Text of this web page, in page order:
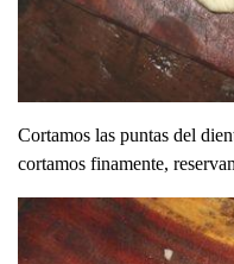
Cortamos las puntas del
cortamos finamente,